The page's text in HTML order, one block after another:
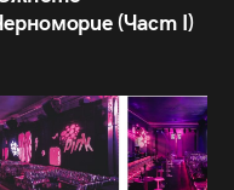
(Част I)